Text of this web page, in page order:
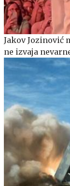
Jakov Jozinović
ne izvaja